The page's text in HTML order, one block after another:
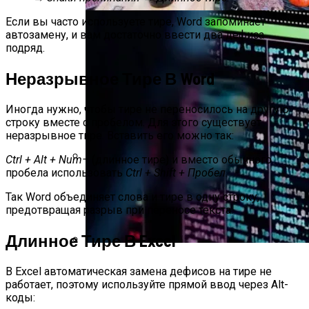
Преимущества И Особенности
Угольных Грилей
Пути ИГ И «Аль-Каиды»
Если вы часто используете тире, Word запоминает
автозамену, и вам достаточно ввести два дефиса
подряд.
Неразрывное Тире В Word
Иногда нужно, чтобы тире не переносилось на другую
строку вместе с пробелом. Для этого существует
неразрывное тире. Вставить его можно так:
Ctrl + Alt + Num–
(длинное тире) и вместо обычного
пробела использовать Ctrl + Shift + Пробел.
Так Word объединяет слова и тире в одну строку,
предотвращая разрыв при переносе текста.
Длинное Тире В Excel
В Excel автоматическая замена дефисов на тире не
работает, поэтому используйте прямой ввод через Alt-
коды: